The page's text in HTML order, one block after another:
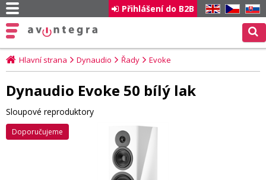
EN CZ SK
Přihlášení do B2B
Hlavní strana Dynaudio Řady Evoke
Dynaudio Evoke 50 bílý lak
Sloupové reproduktory
Doporučujeme